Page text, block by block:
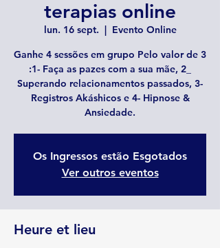
terapias online
lun. 16 sept.
  |
Evento Online
Ganhe 4 sessões em grupo Pelo valor de 3
:1- Faça as pazes com a sua mãe, 2_
Superando relacionamentos passados, 3-
Registros Akáshicos e 4- Hipnose &
Ansiedade.
Os Ingressos estão Esgotados
Ver outros eventos
Heure et lieu